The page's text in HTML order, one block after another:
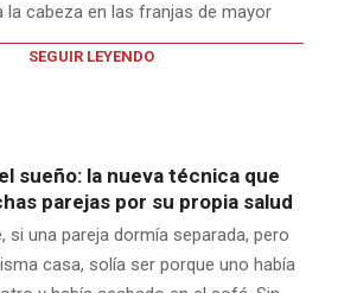
la cabeza en las franjas de mayor
SEGUIR LEYENDO
sueño: la nueva técnica que
parejas por su propia salud
si una pareja dormía separada, pero
casa, solía ser porque uno había